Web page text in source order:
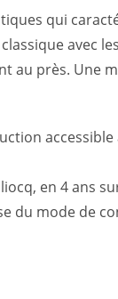
qui
avec
au près.
en 4 ans
du mode de